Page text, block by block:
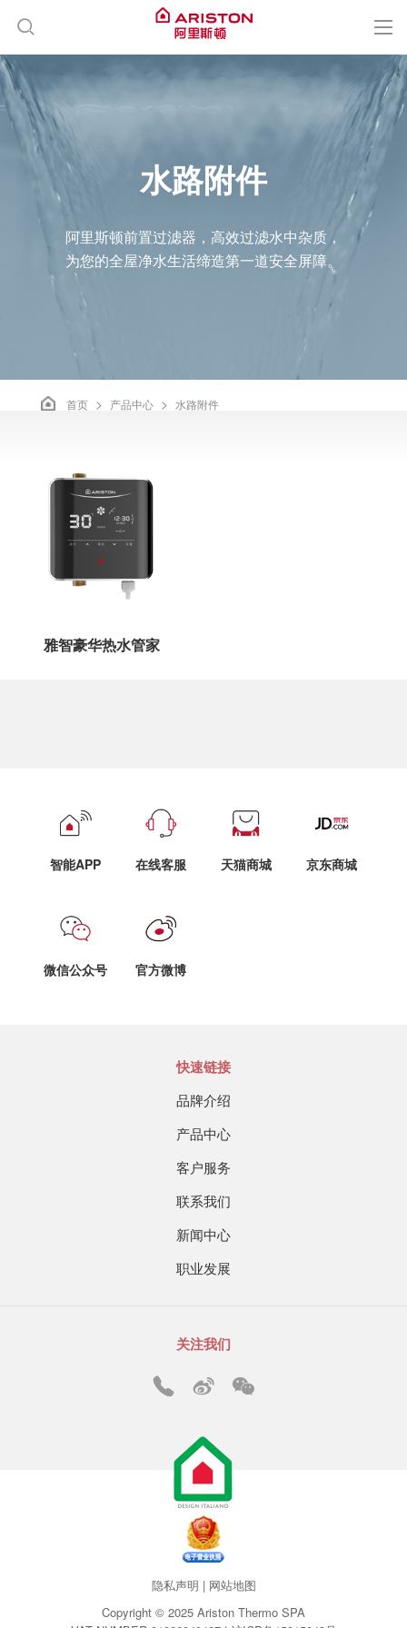
品牌介绍
产品中心
新闻中心
客户服务
联系我们
职业发展
阿里斯顿官方全国服务热线：
选择语言
水路附件
阿里斯顿前置过滤器，高效过滤水中杂质，
为您的全屋净水生活缔造第一道安全屏障。
首页 > 产品中心 > 水路附件
雅智豪华热水管家
智能APP 在线客服 天猫商城 京东商城
微信公众号 官方微博
快速链接
品牌介绍
产品中心
客户服务
联系我们
新闻中心
职业发展
关注我们
隐私声明 | 网站地图
Copyright © 2025 Ariston Thermo SPA